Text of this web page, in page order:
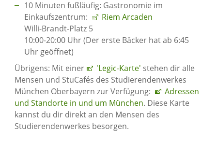
10 Minuten fußläufig: Gastronomie im
Einkaufszentrum:
Riem Arcaden
Willi-Brandt-Platz 5
10:00-20:00 Uhr (Der erste Bäcker hat ab 6:45
Uhr geöffnet)
Übrigens: Mit einer
'Legic-Karte' stehen dir alle
Mensen und StuCafés des Studierendenwerkes
München Oberbayern zur Verfügung:
Adressen
und Standorte in und um München. Diese Karte
kannst du dir direkt an den Mensen des
Studierendenwerkes besorgen.